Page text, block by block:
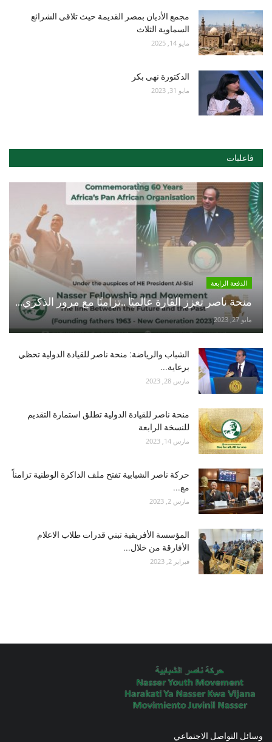
مجمع الأديان بمصر القديمة حيث تلاقى الشرائع
السماوية الثلاث
مايو 14, 2025
الدكتورة نهى بكر
مايو 31, 2023
فاعليات
الدفعة الرابعة
منحة ناصر تعزز القارة عالميًا ..تزامنًا مع مرور الذكري...
مايو 27, 2023
الشباب والرياضة: منحة ناصر للقيادة الدولية تحظي
برعاية...
مارس 28, 2023
منحة ناصر للقيادة الدولية تطلق استمارة التقديم
للنسخة الرابعة
مارس 14, 2023
حركة ناصر الشبابية تفتح ملف الذاكرة الوطنية تزامناً
مع...
مارس 2, 2023
المؤسسة الأفريقية تبني قدرات طلاب الاعلام
الأفارقة من خلال...
فبراير 2, 2023
وسائل التواصل الاجتماعي